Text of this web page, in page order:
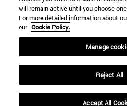
will remain active until you choose
For more detailed information about
our Cookie Policy.
Manage
Reject All
Accept All